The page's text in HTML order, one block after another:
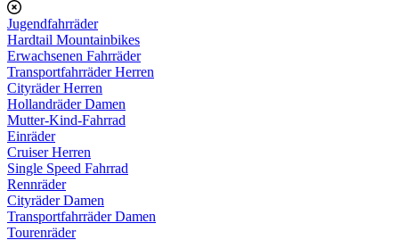
Jugendfahrräder
Hardtail Mountainbikes
Erwachsenen Fahrräder
Transportfahrräder Herren
Cityräder Herren
Hollandräder Damen
Mutter-Kind-Fahrrad
Einräder
Cruiser Herren
Single Speed Fahrrad
Rennräder
Cityräder Damen
Transportfahrräder Damen
Tourenräder